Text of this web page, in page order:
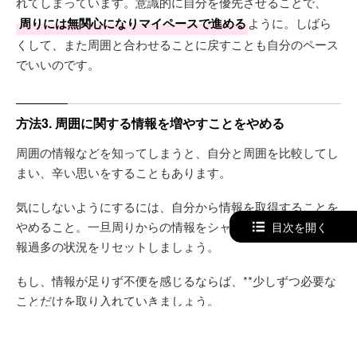
周りには無関心になりマイペースで進めるように。しばら
くして、また周囲と合わせることに戻すことも自分のペース
でいいのです。
方法3. 周囲に関する情報を増やすことをやめる
周囲の情報などを知ってしまうと、自分と周囲を比較してし
まい、辛い思いをすることもあります。
気にしないようにするには、自分から情報を取得することを
やめること。一旦周りからの情報をシャットダウンして、情
報過多の状況をリセットしましょう。
もし、情報が足りず不便を感じるならば、**少しずつ必要な
ことだけを取り入れていきましょう。
目次を開く